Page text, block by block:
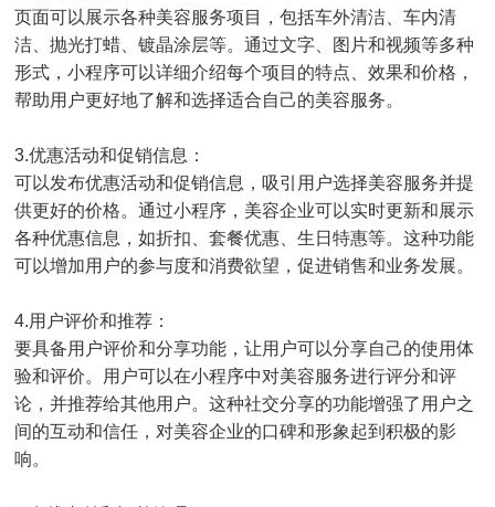
页面可以展示各种美容服务项目，包括车外清洁、车内清
洁、抛光打蜡、镀晶涂层等。通过文字、图片和视频等多种
形式，小程序可以详细介绍每个项目的特点、效果和价格，
帮助用户更好地了解和选择适合自己的美容服务。
3.优惠活动和促销信息：
可以发布优惠活动和促销信息，吸引用户选择美容服务并提
供更好的价格。通过小程序，美容企业可以实时更新和展示
各种优惠信息，如折扣、套餐优惠、生日特惠等。这种功能
可以增加用户的参与度和消费欲望，促进销售和业务发展。
4.用户评价和推荐：
要具备用户评价和分享功能，让用户可以分享自己的使用体
验和评价。用户可以在小程序中对美容服务进行评分和评
论，并推荐给其他用户。这种社交分享的功能增强了用户之
间的互动和信任，对美容企业的口碑和形象起到积极的影
响。